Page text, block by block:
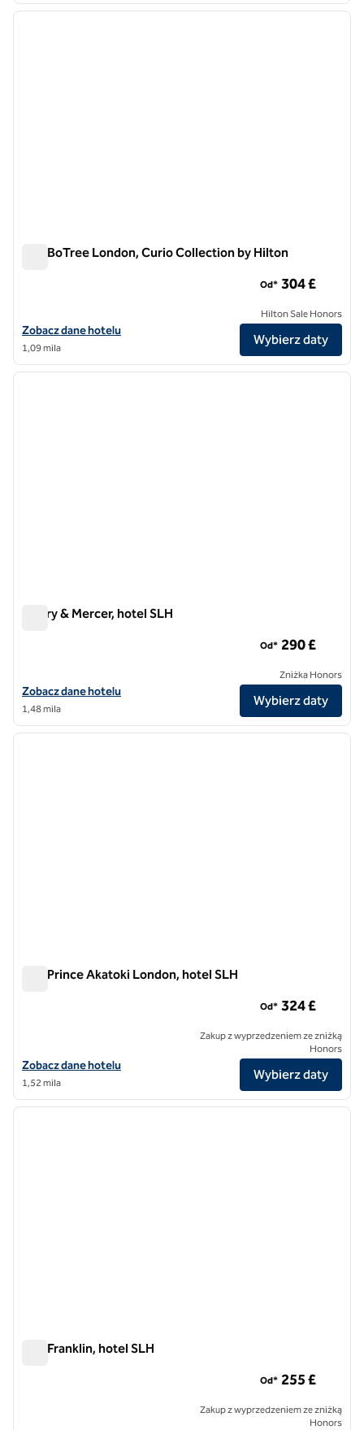
1 z 12
The BoTree London, Curio Collection by Hilton
Zobacz szczegóły hotelu BoTree London, Curio Collection by Hilton
Zobacz dane hotelu
1,09 mila
Od* 304 £
Hilton Sale Honors
Wybierz daty
1/10
1 z 10
Vintry & Mercer, hotel SLH
Zobacz szczegóły hotelu Vintry & Mercer, SLH Hotel
Zobacz dane hotelu
1,48 mila
Od* 290 £
Zniżka Honors
Wybierz daty
1/7
1 z 7
The Prince Akatoki London, hotel SLH
Zobacz szczegóły hotelu The Prince Akatoki London, SLH Hotel
Zobacz dane hotelu
1,52 mila
Od* 324 £
Zakup z wyprzedzeniem ze zniżką
Honors
Wybierz daty
1/9
1 z 9
The Franklin, hotel SLH
Od* 255 £
Zakup z wyprzedzeniem ze zniżką
Honors